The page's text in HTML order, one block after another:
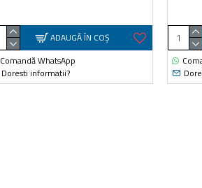
ADAUGĂ ÎN COŞ
Comandă WhatsApp
Doresti informatii?